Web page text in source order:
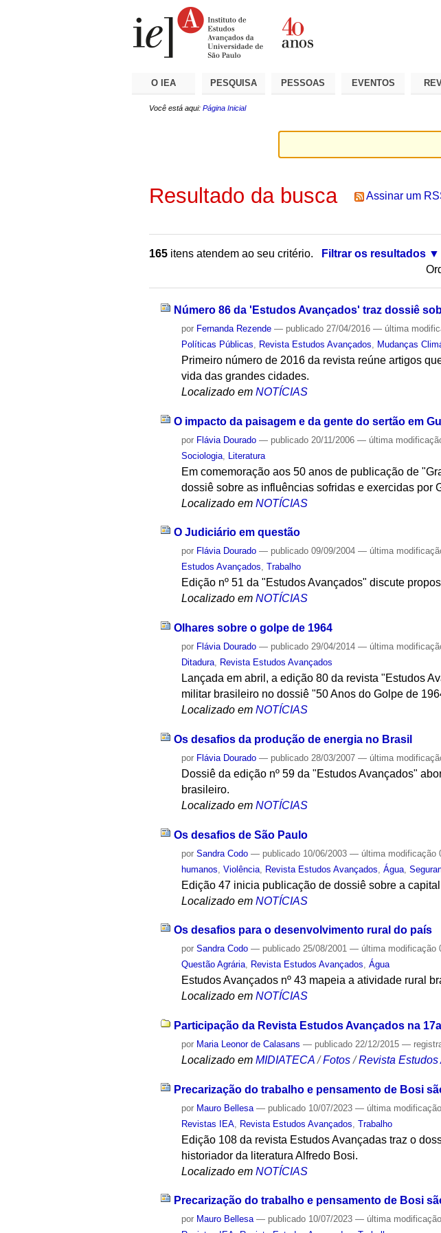
O IEA PESQUISA PESSOAS EVENTOS
Você está aqui: Página Inicial
Resultado da busca Assinar um
165 itens atendem ao seu critério.
Filtrar os resultados
Número 86 da 'Estudos Avançados' traz dossiê
por Fernanda Rezende — publicado 27/04/2016— última
Políticas Públicas
Revista Estudos Avançados Mudanças
Primeiro número de 2016 da revista reúne artigos
vida das grandes cidades.
Localizado em NOTÍCIAS
O impacto da paisagem e da gente do sertão em
por Flávia Dourado — publicado 20/11/2006— última
Sociologia Literatura
Em comemoração aos 50 anos de publicação de
dossiê sobre as influências sofridas e exercidas por
Localizado em NOTÍCIAS
O Judiciário em questão
por Flávia Dourado — publicado 09/09/2004— última
Estudos Avançados,Trabalho
Edição nº 51 da "Estudos Avançados" discute
Localizado em NOTÍCIAS
Olhares sobre o golpe de 1964
por Flávia Dourado — publicado 29/04/2014— última
Ditadura, Revista Estudos Avançados
Lançada em abril, a edição 80 da revista "Estudos
militar brasileiro no dossiê "50 Anos do Golpe de
Localizado em NOTÍCIAS
Os desafios da produção de energia no Brasil
por Flávia Dourado — publicado 28/03/2007— última
Dossiê da edição nº 59 da "Estudos Avançados"
brasileiro.
Localizado em NOTÍCIAS
Os desafios de São Paulo
porSandra Codo — publicado 10/06/2003— última modificação
humanos ,Violência Revista Estudos Avançados ,Água ,
Edição 47 inicia publicação de dossiê sobre a
Localizado em NOTÍCIAS
Os desafios para o desenvolvimento rural do país
porSandra Codo — publicado 25/08/2001— última modificação
Questão Agrária, Revista Estudos Avançados,Água
Estudos Avançados nº 43 mapeia a atividade rural
Localizado em NOTÍCIAS
Participação da Revista Estudos Avançados na
por Maria Leonor de Calasans — publicado 22/12/2015—
Localizado em MIDIATECA /Fotos /Revista
Precarização do trabalho e pensamento de Bosi
por Mauro Bellesa — publicado 10/07/2023— última modificação
Revistas IEA Revista Estudos Avançados ,Trabalho
Edição 108 da revista Estudos Avançadas traz o
historiador da literatura Alfredo Bosi.
Localizado em NOTÍCIAS
Precarização do trabalho e pensamento de Bosi
por Mauro Bellesa — publicado 10/07/2023— última modificação